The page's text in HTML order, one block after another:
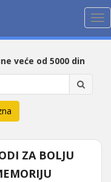
veće od 5000 din
ZA BOLJU